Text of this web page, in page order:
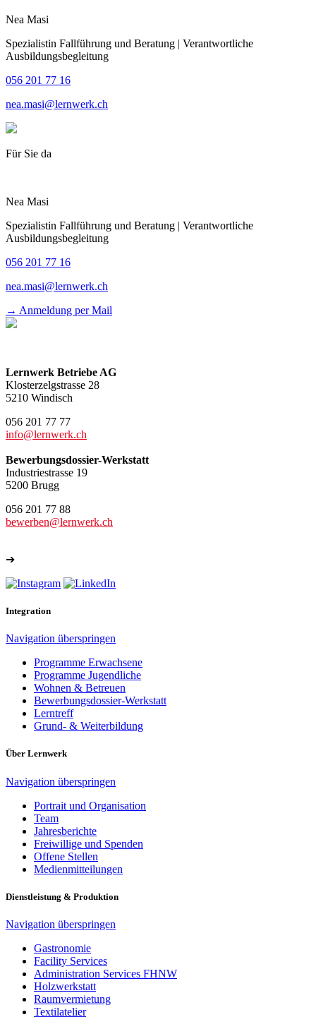
Nea Masi
Spezialistin Fallführung und Beratung | Verantwortliche
Ausbildungsbegleitung
056 201 77 16
nea.masi@lernwerk.ch
Für Sie da
Nea Masi
Spezialistin Fallführung und Beratung | Verantwortliche
Ausbildungsbegleitung
056 201 77 16
nea.masi@lernwerk.ch
→ Anmeldung per Mail
Lernwerk Betriebe AG
Klosterzelgstrasse 28
5210 Windisch
056 201 77 77
info@lernwerk.ch
Bewerbungsdossier-Werkstatt
Industriestrasse 19
5200 Brugg
056 201 77 88
bewerben@lernwerk.ch
➔
Integration
Navigation überspringen
Programme Erwachsene
Programme Jugendliche
Wohnen & Betreuen
Bewerbungsdossier-Werkstatt
Lerntreff
Grund- & Weiterbildung
Über Lernwerk
Navigation überspringen
Portrait und Organisation
Team
Jahresberichte
Freiwillige und Spenden
Offene Stellen
Medienmitteilungen
Dienstleistung & Produktion
Navigation überspringen
Gastronomie
Facility Services
Administration Services FHNW
Holzwerkstatt
Raumvermietung
Textilatelier